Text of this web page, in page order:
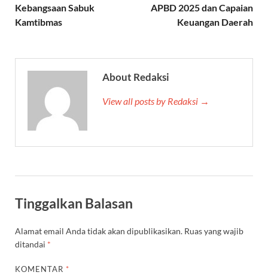
Kebangsaan Sabuk
Kamtibmas
APBD 2025 dan Capaian
Keuangan Daerah
About Redaksi
View all posts by Redaksi →
Tinggalkan Balasan
Alamat email Anda tidak akan dipublikasikan. Ruas yang wajib
ditandai *
KOMENTAR *